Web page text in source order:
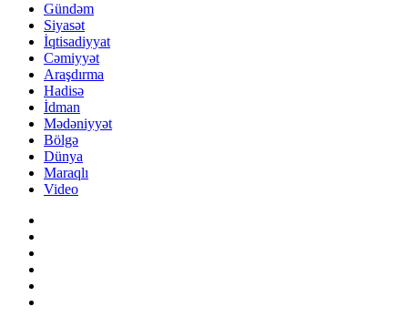
Gündəm
Siyasət
İqtisadiyyat
Cəmiyyət
Araşdırma
Hadisə
İdman
Mədəniyyət
Bölgə
Dünya
Maraqlı
Video